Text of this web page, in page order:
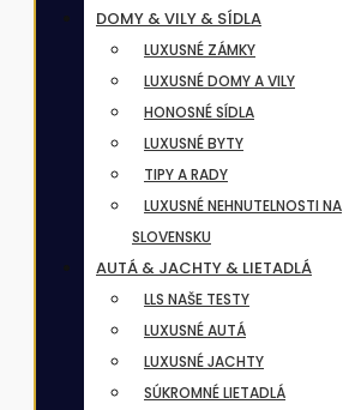
DOMY & VILY & SÍDLA
LUXUSNÉ ZÁMKY
LUXUSNÉ DOMY A VILY
HONOSNÉ SÍDLA
LUXUSNÉ BYTY
TIPY A RADY
LUXUSNÉ NEHNUTELNOSTI NA
SLOVENSKU
AUTÁ & JACHTY & LIETADLÁ
LLS NAŠE TESTY
LUXUSNÉ AUTÁ
LUXUSNÉ JACHTY
SÚKROMNÉ LIETADLÁ